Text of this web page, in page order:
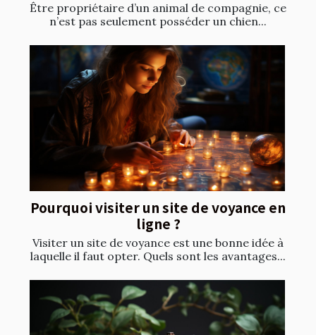
Être propriétaire d’un animal de compagnie, ce
n’est pas seulement posséder un chien...
Pourquoi visiter un site de voyance en
ligne ?
Visiter un site de voyance est une bonne idée à
laquelle il faut opter. Quels sont les avantages...